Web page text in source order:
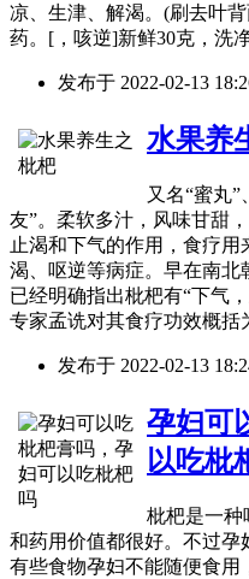
凉、生津、解渴。(刷去叶
药。[，咳逆]新鲜30克，洗
发布于 2022-02-13
水果养
又名“蜜丸”
友”。柔软多汁，风味甘甜
止渴和下气的作用，食疗
渴、呕逆等病症。早在南北
已经明确指出枇杷有“下气
专家孟诜对其食疗功效概括
发布于 2022-02-13
孕妇可
以吃枇
枇杷是一种
和药用价值都很好。不过孕
有些食物孕妇不能随便食用